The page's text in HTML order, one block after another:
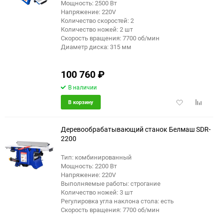
Мощность: 2500 Вт
Напряжение: 220V
Количество скоростей: 2
Количество ножей: 2 шт
Скорость вращения: 7700 об/мин
Диаметр диска: 315 мм
100 760₽
В наличии
Добавить
В корзину
Деревообрабатывающий станок Белмаш SDR-
2200
Тип: комбинированный
Мощность: 2200 Вт
Напряжение: 220V
Выполняемые работы: строгание
Количество ножей: 3 шт
Регулировка угла наклона стола: есть
Скорость вращения: 7700 об/мин